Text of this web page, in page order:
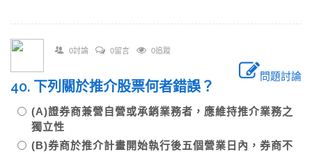
0討論 0留言 0追蹤
問題討論
40. 下列關於推介股票何者錯誤？
(A)證券商兼營自營或承銷業務者，應維持推介業務之
獨立性
(B)券商於推介計畫開始執行後五個營業日內，券商不